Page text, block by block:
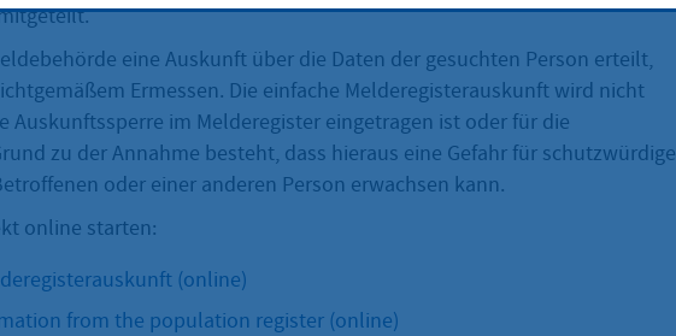
eine Auskunft über die Daten der gesuchten Person erteilt,
Ermessen. Die einfache Melderegisterauskunft wird nicht
Auskunftssperre im Melderegister eingetragen ist oder für die
zu der Annahme besteht, dass hieraus eine Gefahr für schutzwürdige
oder einer anderen Person erwachsen kann.
online starten:
(online)
from the population register (online)